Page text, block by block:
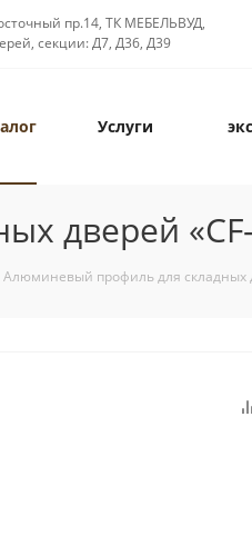
пр.14, ТК МЕБЕЛЬВУД,
секции: Д7, Д36, Д39
Услуги
дверей
Алюминевый профиль для складных